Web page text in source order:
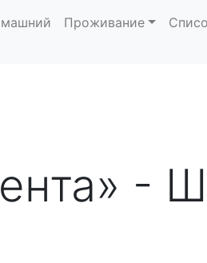
Проживание
-